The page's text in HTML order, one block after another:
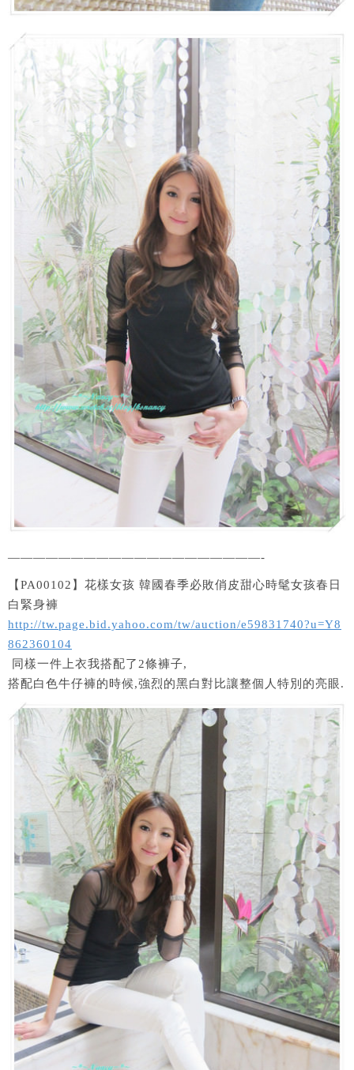
————————————————————-
【PA00102】花樣女孩 韓國春季必敗俏皮甜心時髦女孩春日
白緊身褲
http://tw.page.bid.yahoo.com/tw/auction/e59831740?u=Y8
862360104
同樣一件上衣我搭配了2條褲子,
搭配白色牛仔褲的時候,強烈的黑白對比讓整個人特別的亮眼.